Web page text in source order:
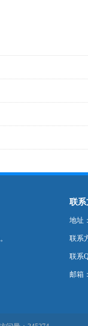
联系
地址
联系
联系
邮箱